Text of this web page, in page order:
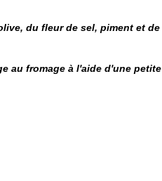
du fleur de sel, piment et de
au fromage à l'aide d'une petite